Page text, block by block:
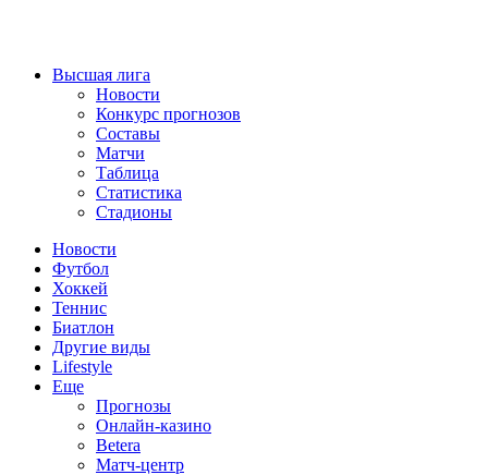
Высшая лига
Новости
Конкурс прогнозов
Составы
Матчи
Таблица
Статистика
Стадионы
Новости
Футбол
Хоккей
Теннис
Биатлон
Другие виды
Lifestyle
Еще
Прогнозы
Онлайн-казино
Betera
Матч-центр